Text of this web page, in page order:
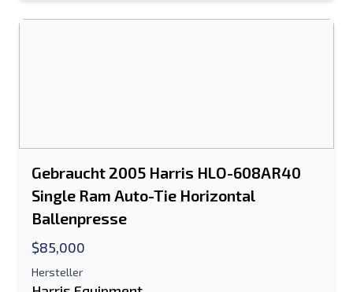
Gebraucht 2005 Harris HLO-608AR40
Single Ram Auto-Tie Horizontal
Ballenpresse
$85,000
Hersteller